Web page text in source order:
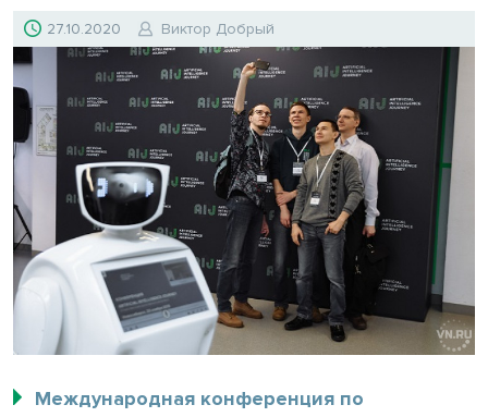
27.10.2020 Виктор Добрый
Международная конференция по